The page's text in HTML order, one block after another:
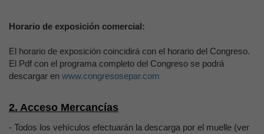
Horario de exposición comercial:
El horario de exposición coincidirá con el horario del Congreso.
El Pdf con el programa completo del Congreso se podrá
descargar en www.congresosepar.com
2. Acceso Mercancías
- Todos los vehículos efectuarán la descarga por el muelle (ver